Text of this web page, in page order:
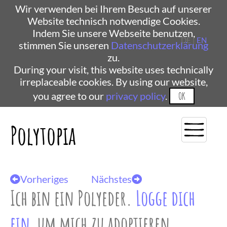
Wir verwenden bei Ihrem Besuch auf unserer
Website technisch notwendige Cookies.
Indem Sie unsere Webseite benutzen,
stimmen Sie unseren Datenschutzerklärung
zu.
During your visit, this website uses technically
irreplaceable cookies. By using our website,
you agree to our privacy policy. OK
Polytopia
DE | EN
Vorheriges Nächstes
Ich bin ein Polyeder. Logge dich